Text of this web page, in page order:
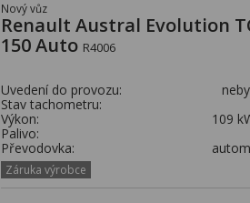
Nový vůz
Renault Austral Evolution
150 Auto R4006
Uvedení do provozu:
Stav tachometru:
Výkon:
109
Palivo:
Převodovka:
Záruka výrobce